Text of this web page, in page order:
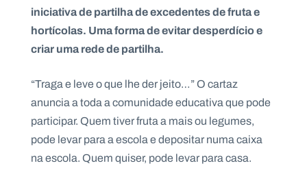
iniciativa de partilha de excedentes de fruta e
hortícolas. Uma forma de evitar desperdício e
criar uma rede de partilha.
“Traga e leve o que lhe der jeito…” O cartaz
anuncia a toda a comunidade educativa que pode
participar. Quem tiver fruta a mais ou legumes,
pode levar para a escola e depositar numa caixa
na escola. Quem quiser, pode levar para casa.
S
a
l
e
a
n
s
.
t